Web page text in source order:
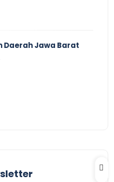
Daerah Jawa Barat